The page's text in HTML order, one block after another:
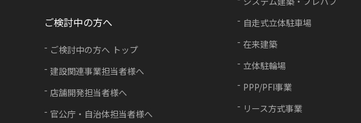
自走式立体駐車場
在来建築
立体駐輪場
PPP/PFI事業
リース方式事業
ご検討中の方へ
ご検討中の方へ トップ
建設関連事業担当者様へ
店舗開発担当者様へ
官公庁・自治体担当者様へ